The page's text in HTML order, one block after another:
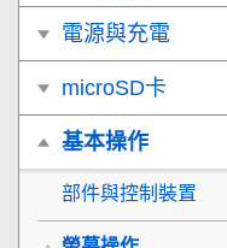
電源與充電
microSD卡
基本操作
部件與控制裝置